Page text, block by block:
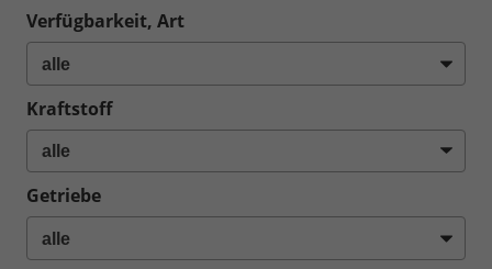
Verfügbarkeit, Art
Kraftstoff
Getriebe